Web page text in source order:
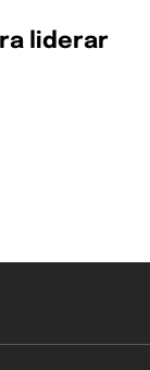
liderar